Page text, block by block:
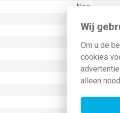
Wij
Om u de
cookies
alleen
Nee
Nee
Thermoplast
Kunststof
Horizontaal
Nee